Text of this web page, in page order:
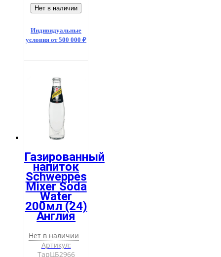
Нет в наличии
Индивидуальные
условия от 500 000 ₽
Газированный
напиток
Schweppes
Mixer Soda
Water
200мл (24)
Англия
Нет в наличии
Артикул:
ТарЦБ2966